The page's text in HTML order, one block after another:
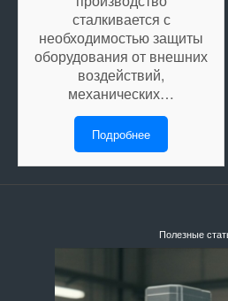
сталкивается с
необходимостью защиты
оборудования от внешних
воздействий,
механических…
Подробнее
Полезные